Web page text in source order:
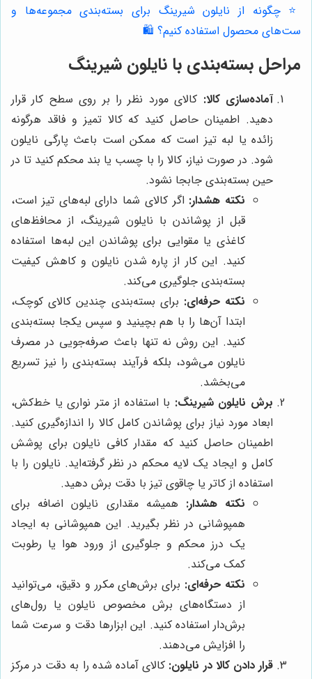
⭐️ چگونه از نایلون شیرینگ برای بسته‌بندی مجموعه‌ها و
ست‌های محصول استفاده کنیم؟ 🛍️
مراحل بسته‌بندی با نایلون شیرینگ
آماده‌سازی کالا: کالای مورد نظر را بر روی سطح کار قرار
دهید. اطمینان حاصل کنید که کالا تمیز و فاقد هرگونه
زائده یا لبه تیز است که ممکن است باعث پارگی نایلون
شود. در صورت نیاز، کالا را با چسب یا بند محکم کنید تا در
حین بسته‌بندی جابجا نشود.
نکته هشدار: اگر کالای شما دارای لبه‌های تیز است،
قبل از پوشاندن با نایلون شیرینگ، از محافظ‌های
کاغذی یا مقوایی برای پوشاندن این لبه‌ها استفاده
کنید. این کار از پاره شدن نایلون و کاهش کیفیت
بسته‌بندی جلوگیری می‌کند.
نکته حرفه‌ای: برای بسته‌بندی چندین کالای کوچک،
ابتدا آن‌ها را با هم بچینید و سپس یکجا بسته‌بندی
کنید. این روش نه تنها باعث صرفه‌جویی در مصرف
نایلون می‌شود، بلکه فرآیند بسته‌بندی را نیز تسریع
می‌بخشد.
برش نایلون شیرینگ: با استفاده از متر نواری یا خط‌کش،
ابعاد مورد نیاز برای پوشاندن کامل کالا را اندازه‌گیری کنید.
اطمینان حاصل کنید که مقدار کافی نایلون برای پوشش
کامل و ایجاد یک لایه محکم در نظر گرفته‌اید. نایلون را با
استفاده از کاتر یا چاقوی تیز با دقت برش دهید.
نکته هشدار: همیشه مقداری نایلون اضافه برای
همپوشانی در نظر بگیرید. این همپوشانی به ایجاد
یک درز محکم و جلوگیری از ورود هوا یا رطوبت
کمک می‌کند.
نکته حرفه‌ای: برای برش‌های مکرر و دقیق، می‌توانید
از دستگاه‌های برش مخصوص نایلون یا رول‌های
برش‌دار استفاده کنید. این ابزارها دقت و سرعت شما
را افزایش می‌دهند.
قرار دادن کالا در نایلون: کالای آماده شده را به دقت در مرکز